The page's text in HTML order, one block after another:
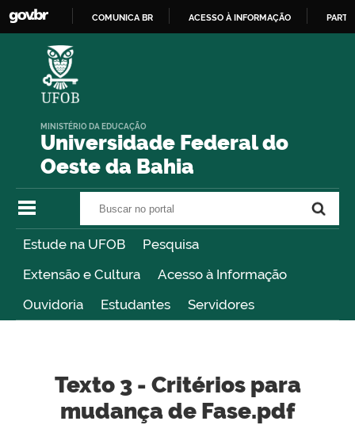
COMUNICA BR ACESSO À INFORMAÇÃO
Universidade Federal do
Oeste da Bahia
MINISTÉRIO DA EDUCAÇÃO
Estude na UFOB
Pesquisa
Extensão e Cultura
Acesso à Informação
Ouvidoria
Estudantes Servidores
Texto 3 - Critérios para
mudança de Fase.pdf